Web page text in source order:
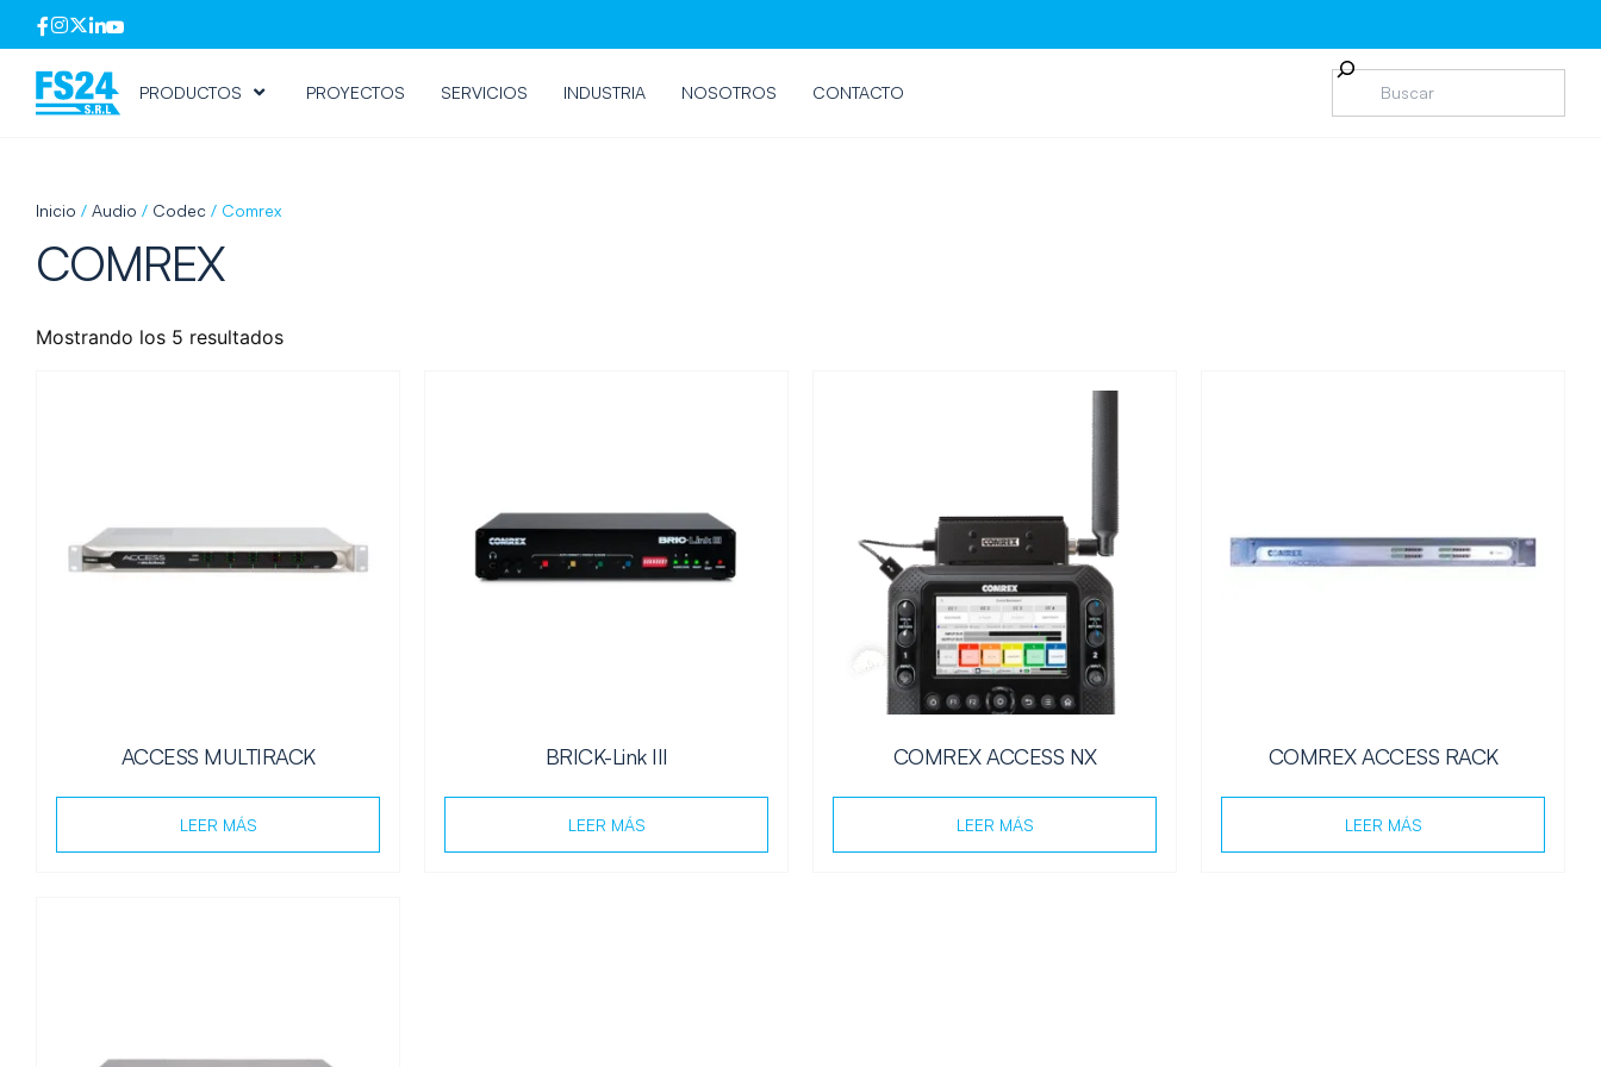
PRODUCTOS PROYECTOS SERVICIOS INDUSTRIA NOSOTROS CONTACTO
Inicio / Audio / Codec / Comrex
COMREX
Mostrando los 5 resultados
ACCESS MULTIRACK
LEER MÁS
BRICK-Link III
LEER MÁS
COMREX ACCESS NX
LEER MÁS
COMREX ACCESS RACK
LEER MÁS